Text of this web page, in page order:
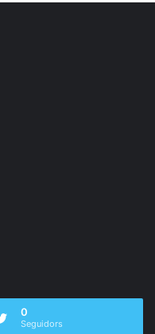
0
Seguidors